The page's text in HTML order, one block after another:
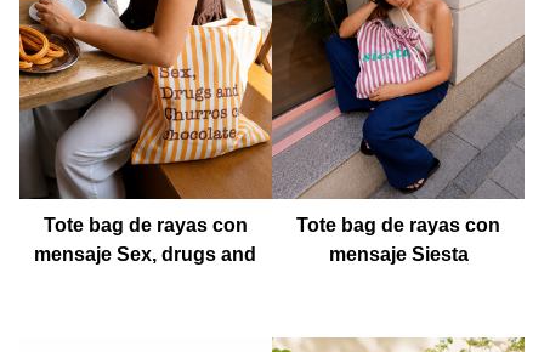
Tote bag de rayas con
mensaje Sex, drugs and
Tote bag de rayas con
mensaje Siesta